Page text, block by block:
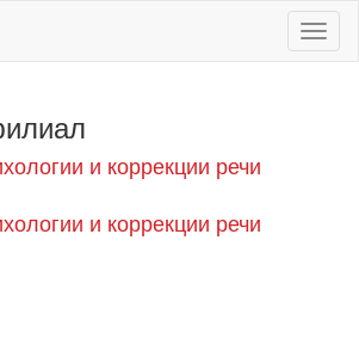
и коррекции речи
и коррекции речи